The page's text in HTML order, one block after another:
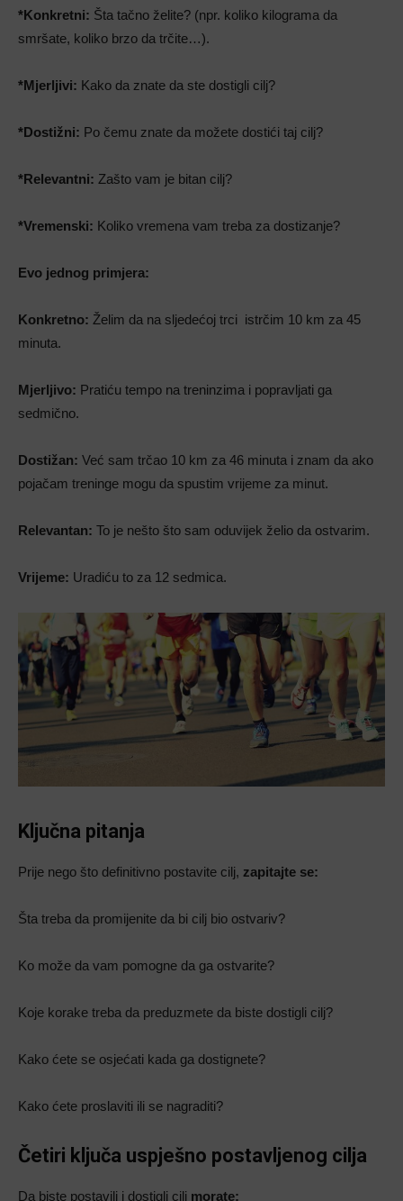
*Konkretni: Šta tačno želite? (npr. koliko kilograma da
smršate, koliko brzo da trčite…).
*Mjerljivi: Kako da znate da ste dostigli cilj?
*Dostižni: Po čemu znate da možete dostići taj cilj?
*Relevantni: Zašto vam je bitan cilj?
*Vremenski: Koliko vremena vam treba za dostizanje?
Evo jednog primjera:
Konkretno: Želim da na sljedećoj trci istrčim 10 km za 45
minuta.
Mjerljivo: Pratiću tempo na treninzima i popravljati ga
sedmično.
Dostižan: Već sam trčao 10 km za 46 minuta i znam da ako
pojačam treninge mogu da spustim vrijeme za minut.
Relevantan: To je nešto što sam oduvijek želio da ostvarim.
Vrijeme: Uradiću to za 12 sedmica.
Ključna pitanja
Prije nego što definitivno postavite cilj, zapitajte se:
Šta treba da promijenite da bi cilj bio ostvariv?
Ko može da vam pomogne da ga ostvarite?
Koje korake treba da preduzmete da biste dostigli cilj?
Kako ćete se osjećati kada ga dostignete?
Kako ćete proslaviti ili se nagraditi?
Četiri ključa uspješno postavljenog cilja
Da biste postavili i dostigli cilj morate: